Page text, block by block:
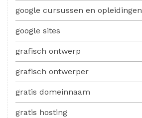
google cursussen en opleidingen
google sites
grafisch ontwerp
grafisch ontwerper
gratis domeinnaam
gratis hosting